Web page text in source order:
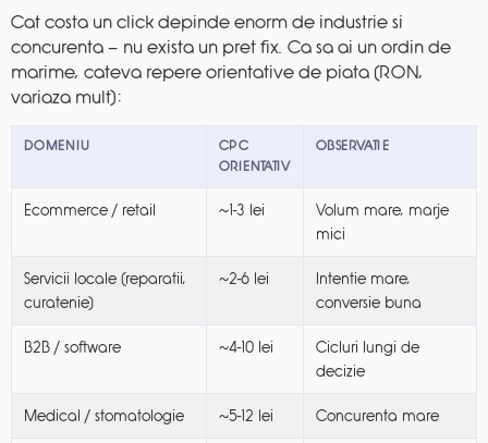
Cat costa un click depinde enorm de industrie si
concurenta — nu exista un pret fix. Ca sa ai un ordin de
marime, cateva repere orientative de piata (RON,
variaza mult):
DOMENIU
CPC
ORIENTATIV
OBSERVATIE
Ecommerce / retail ~1-3 lei
Volum mare, marje
mici
Servicii locale (reparatii,
curatenie)
~2-6 lei
Intentie mare,
conversie buna
B2B / software ~4-10 lei
Cicluri lungi de
decizie
Medical / stomatologie ~5-12 lei Concurenta mare